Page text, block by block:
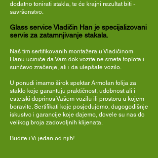
dodatno tonirati stakla, te će krajni rezultat biti -
savršenstvo.
Glass service Vladičin Han je specijalizovani
servis za zatamnjivanje stakala.
Naš tim sertifikovanih montažera u Vladičinom
Hanu uciniće da Vam dok vozite ne smeta toplota i
sunčevo zračenje, ali i da ulepšate vozilo.
U ponudi imamo širok spektar Armolan folija za
staklo koje garantuju praktičnost, udobnost ali i
estetski doprinos Vašem vozilu ili prostoru u kojem
boravite. Sertifikati koje posjedujemo, dugogodišnje
iskustvo i garancije koje dajemo, dovele su nas do
velikog broja zadovoljnih klijenata.
Budite i Vi jedan od njih!